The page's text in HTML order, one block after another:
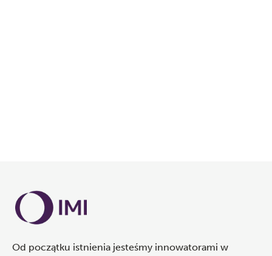
Od początku istnienia jesteśmy innowatorami w